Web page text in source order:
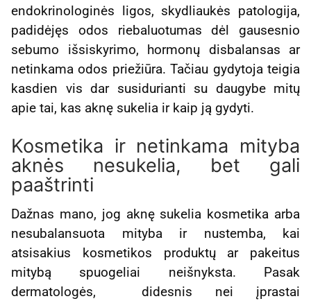
endokrinologinės ligos, skydliaukės patologija,
padidėjęs odos riebaluotumas dėl gausesnio
sebumo išsiskyrimo, hormonų disbalansas ar
netinkama odos priežiūra. Tačiau gydytoja teigia
kasdien vis dar susidurianti su daugybe mitų
apie tai, kas aknę sukelia ir kaip ją gydyti.
Kosmetika ir netinkama mityba
aknės nesukelia, bet gali
paaštrinti
Dažnas mano, jog aknę sukelia kosmetika arba
nesubalansuota mityba ir nustemba, kai
atsisakius kosmetikos produktų ar pakeitus
mitybą spuogeliai neišnyksta. Pasak
dermatologės, didesnis nei įprastai